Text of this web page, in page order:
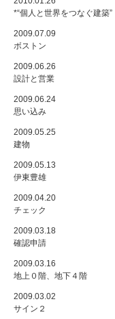
*“個人と世界をつなぐ建築”
2009.07.09
ボストン
2009.06.26
設計と営業
2009.06.24
思い込み
2009.05.25
建物
2009.05.13
伊東豊雄
2009.04.20
チェック
2009.03.18
確認申請
2009.03.16
地上０階、地下４階
2009.03.02
サイン２